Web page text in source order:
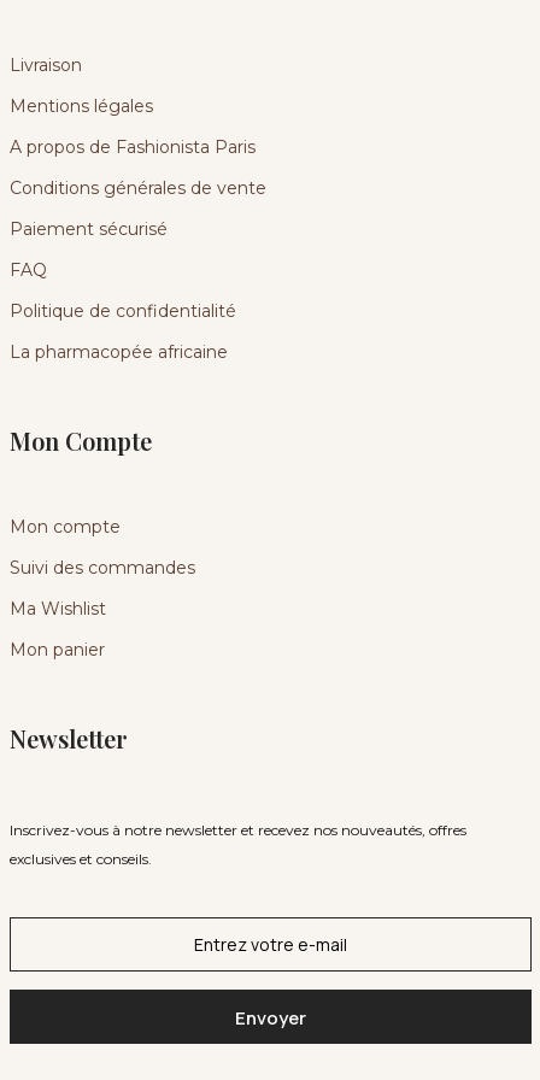
Livraison
Mentions légales
A propos de Fashionista Paris
Conditions générales de vente
Paiement sécurisé
FAQ
Politique de confidentialité
La pharmacopée africaine
Mon Compte
Mon compte
Suivi des commandes
Ma Wishlist
Mon panier
Newsletter
Inscrivez-vous à notre newsletter et recevez nos nouveautés, offres
exclusives et conseils.